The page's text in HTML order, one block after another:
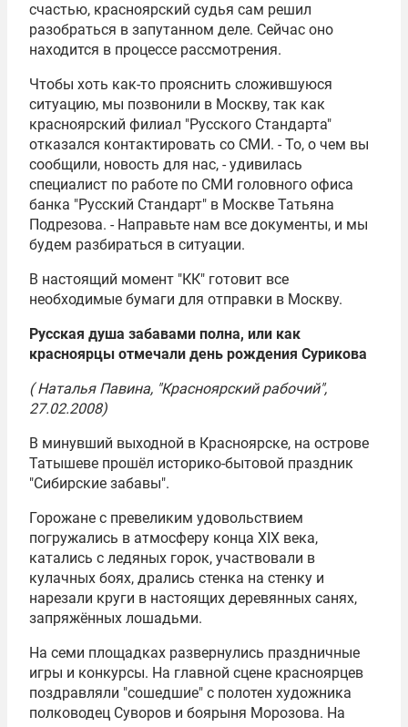
счастью, красноярский судья сам решил
разобраться в запутанном деле. Сейчас оно
находится в процессе рассмотрения.
Чтобы хоть как-то прояснить сложившуюся
ситуацию, мы позвонили в Москву, так как
красноярский филиал "Русского Стандарта"
отказался контактировать со СМИ. - То, о чем вы
сообщили, новость для нас, - удивилась
специалист по работе по СМИ головного офиса
банка "Русский Стандарт" в Москве Татьяна
Подрезова. - Направьте нам все документы, и мы
будем разбираться в ситуации.
В настоящий момент "КК" готовит все
необходимые бумаги для отправки в Москву.
Русская душа забавами полна, или как
красноярцы отмечали день рождения Сурикова
( Наталья Павина, "Красноярский рабочий",
27.02.2008)
В минувший выходной в Красноярске, на острове
Татышеве прошёл историко-бытовой праздник
"Сибирские забавы".
Горожане с превеликим удовольствием
погружались в атмосферу конца XIX века,
катались с ледяных горок, участвовали в
кулачных боях, дрались стенка на стенку и
нарезали круги в настоящих деревянных санях,
запряжённых лошадьми.
На семи площадках развернулись праздничные
игры и конкурсы. На главной сцене красноярцев
поздравляли "сошедшие" с полотен художника
полководец Суворов и боярыня Морозова. На